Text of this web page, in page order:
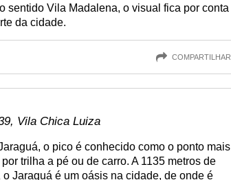
sentido Vila Madalena, o visual fica por conta
da cidade.
COMPARTILHAR
Vila Chica Luiza
o pico é conhecido como o ponto mais
trilha a pé ou de carro. A 1135 metros de
Jaraguá é um oásis na cidade, de onde é